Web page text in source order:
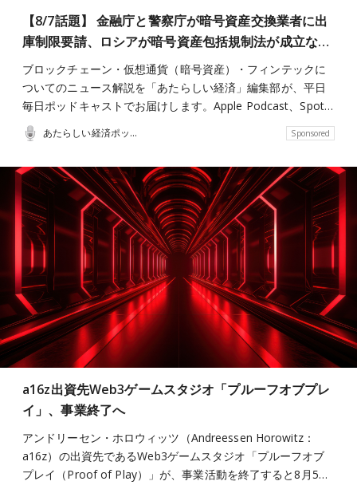
【8/7話題】 金融庁と警察庁が暗号資産交換業者に出
庫制限要請、ロシアが暗号資産包括規制法が成立な…
ブロックチェーン・仮想通貨（暗号資産）・フィンテックに
ついてのニュース解説を「あたらしい経済」編集部が、平日
毎日ポッドキャストでお届けします。Apple Podcast、Spot…
あたらしい経済ポッドキャスト Sponsored
a16z出資先Web3ゲームスタジオ「プルーフオブプレ
イ」、事業終了へ
アンドリーセン・ホロウィッツ（Andreessen Horowitz：
a16z）の出資先であるWeb3ゲームスタジオ「プルーフオブ
プレイ（Proof of Play）」が、事業活動を終了すると8月5…